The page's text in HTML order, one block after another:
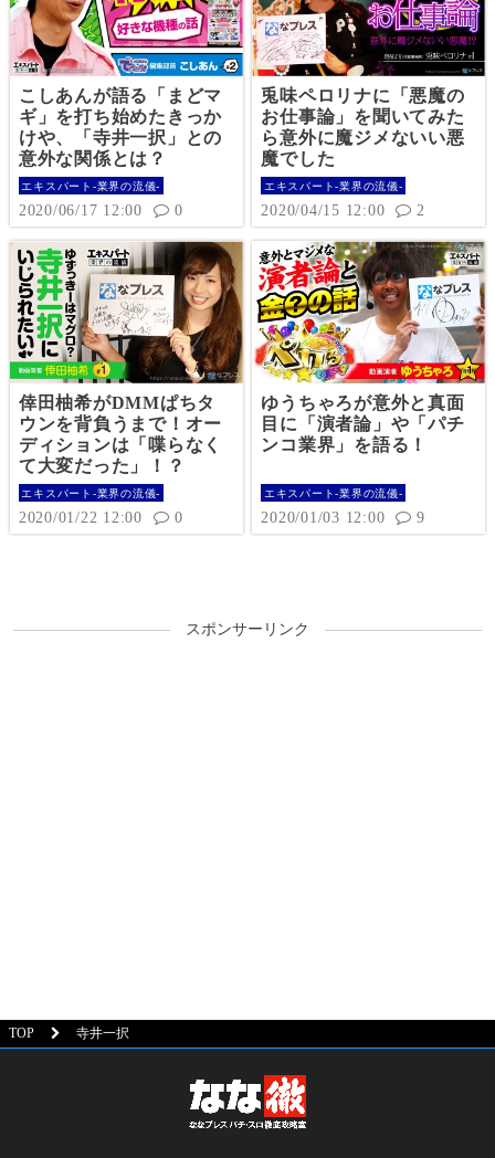
こしあんが語る「まどマ
ギ」を打ち始めたきっか
けや、「寺井一択」との
意外な関係とは？
エキスパート-業界の流儀-
2020/06/17 12:00 0
兎味ペロリナに「悪魔の
お仕事論」を聞いてみた
ら意外に魔ジメないい悪
魔でした
エキスパート-業界の流儀-
2020/04/15 12:00 2
倖田柚希がDMMぱちタ
ウンを背負うまで！オー
ディションは「喋らなく
て大変だった」！？
エキスパート-業界の流儀-
2020/01/22 12:00 0
ゆうちゃろが意外と真面
目に「演者論」や「パチ
ンコ業界」を語る！
エキスパート-業界の流儀-
2020/01/03 12:00 9
スポンサーリンク
TOP 寺井一択